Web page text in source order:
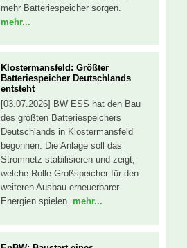
mehr Batteriespeicher sorgen.
mehr...
Klostermansfeld: Größter
Batteriespeicher Deutschlands
entsteht
[03.07.2026] BW ESS hat den Bau
des größten Batteriespeichers
Deutschlands in Klostermansfeld
begonnen. Die Anlage soll das
Stromnetz stabilisieren und zeigt,
welche Rolle Großspeicher für den
weiteren Ausbau erneuerbarer
Energien spielen. mehr...